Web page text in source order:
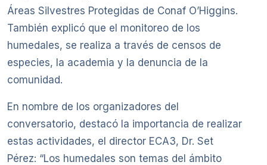
Áreas Silvestres Protegidas de Conaf O’Higgins.
También explicó que el monitoreo de los
humedales, se realiza a través de censos de
especies, la academia y la denuncia de la
comunidad.
En nombre de los organizadores del
conversatorio, destacó la importancia de realizar
estas actividades, el director ECA3, Dr. Set
Pérez: “Los humedales son temas del ámbito